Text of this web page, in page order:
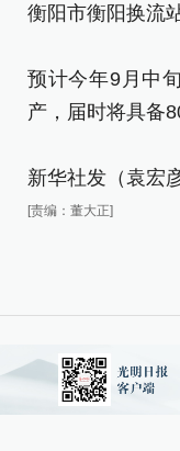
衡阳市衡阳换流
预计今年9月中
产，届时将具备
新华社发（袁宏
[责编：董大正]